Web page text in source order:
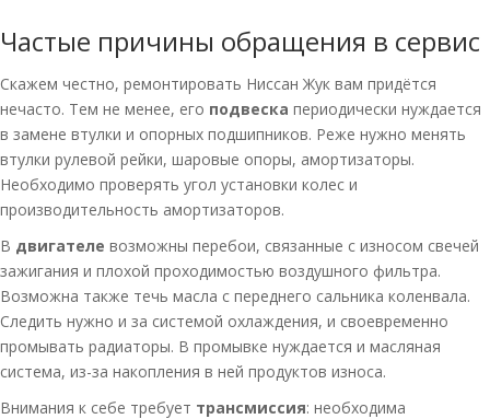
Частые причины обращения в сервис
Скажем честно, ремонтировать Ниссан Жук вам придётся
нечасто. Тем не менее, его подвеска периодически нуждается
в замене втулки и опорных подшипников. Реже нужно менять
втулки рулевой рейки, шаровые опоры, амортизаторы.
Необходимо проверять угол установки колес и
производительность амортизаторов.
В двигателе возможны перебои, связанные с износом свечей
зажигания и плохой проходимостью воздушного фильтра.
Возможна также течь масла с переднего сальника коленвала.
Следить нужно и за системой охлаждения, и своевременно
промывать радиаторы. В промывке нуждается и масляная
система, из-за накопления в ней продуктов износа.
Внимания к себе требует трансмиссия: необходима